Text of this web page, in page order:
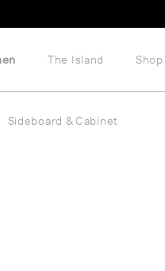
The Island Shop
Sideboard & Cabinet